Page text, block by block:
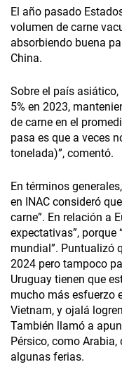
El año pasado
volumen de carne
absorbiendo buena
China.
Sobre el país
5% en 2023,
de carne en el
pasa es que a veces
tonelada)”, comentó.
En términos
en INAC consideró
carne”. En relación a
expectativas”, porque
mundial”. Puntualizó
2024 pero tampoco
Uruguay tienen que
mucho más esfuerzo
Vietnam, y ojalá
También llamó a
Pérsico, como
algunas ferias.